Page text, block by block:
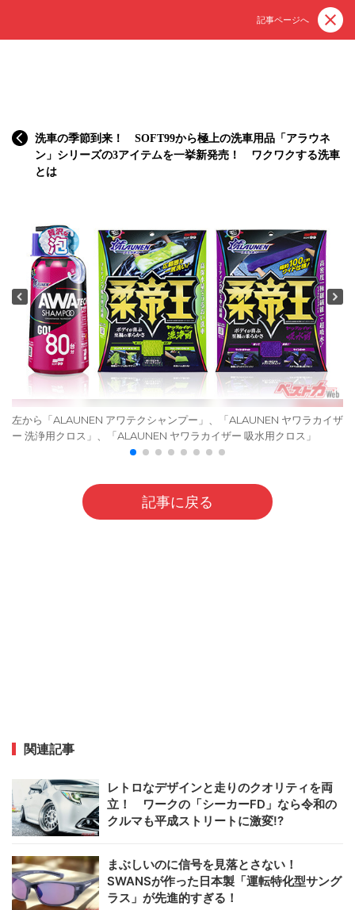
記事ページへ
洗車の季節到来！ SOFT99から極上の洗車用品「アラウネ
ン」シリーズの3アイテムを一挙新発売！ ワクワクする洗車
とは
左から「ALAUNEN アワテクシャンプー」、「ALAUNEN ヤワラカイザ
ー 洗浄用クロス」、「ALAUNEN ヤワラカイザー 吸水用クロス」
記事に戻る
関連記事
レトロなデザインと走りのクオリティを両
立！ ワークの「シーカーFD」なら令和の
クルマも平成ストリートに激変!?
まぶしいのに信号を見落とさない！
SWANSが作った日本製「運転特化型サング
ラス」が先進的すぎる！